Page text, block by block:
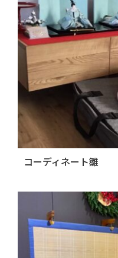
コーディネート雛